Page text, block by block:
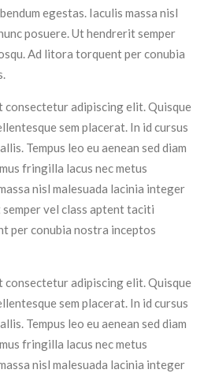
egestas. Iaculis massa nisl
posuere. Ut hendrerit semper
Ad litora torquent per conubia
consectetur adipiscing elit. Quisque
sem placerat. In id cursus
Tempus leo eu aenean sed diam
fringilla lacus nec metus
nisl malesuada lacinia integer
vel class aptent taciti
per conubia nostra inceptos
consectetur adipiscing elit. Quisque
sem placerat. In id cursus
Tempus leo eu aenean sed diam
fringilla lacus nec metus
nisl malesuada lacinia integer